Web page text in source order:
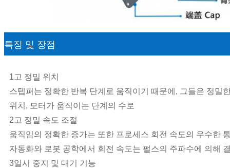
특징 및 장점
1고 정밀 위치
스텝퍼는 정확한 반복 단계로 움직이기 때문에, 그들은 정밀
위치, 모터가 움직이는 단계의 수로
2고 정밀 속도 조절
움직임의 정확한 증가는 또한 프로세스 회전 속도의 우수한
자동화와 로봇 공학에서 회전 속도는 펄스의 주파수에 의해
3일시 중지 및 대기 기능